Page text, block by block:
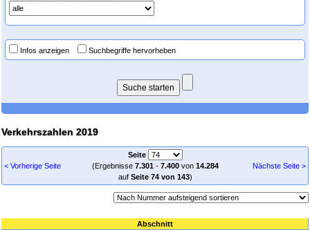
Infos anzeigen Suchbegriffe hervorheben
Verkehrszahlen 2019
< Vorherige Seite
Seite
(Ergebnisse 7.301- 7.400von 14.284
auf Seite 74 von 143)
Nächste Seite >
Abschnitt